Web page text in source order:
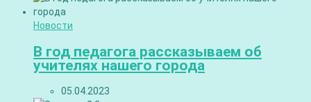
Новости
В год педагога рассказываем об
учителях нашего города
05.04.2023